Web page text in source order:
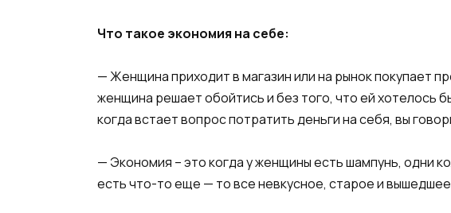
Что такое экономия на себе:
— Женщина приходит в магазин или на рынок покупает
женщина решает обойтись и без того, что ей хотелось
когда встает вопрос потратить деньги на себя, вы
— Экономия – это когда у женщины есть шампунь, одни
есть что-то еще — то все невкусное, старое и